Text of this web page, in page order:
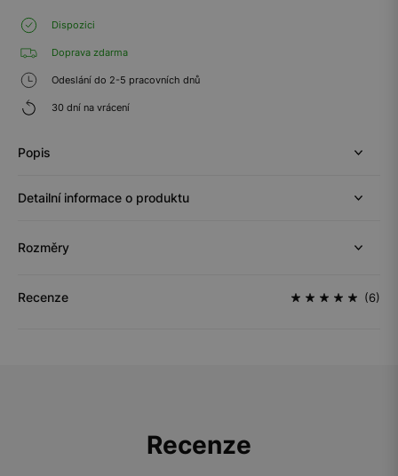
Dispozici
Doprava zdarma
Odeslání do 2-5 pracovních dnů
30 dní na vrácení
Popis
Detailní informace o produktu
Rozměry
Recenze (6)
Recenze